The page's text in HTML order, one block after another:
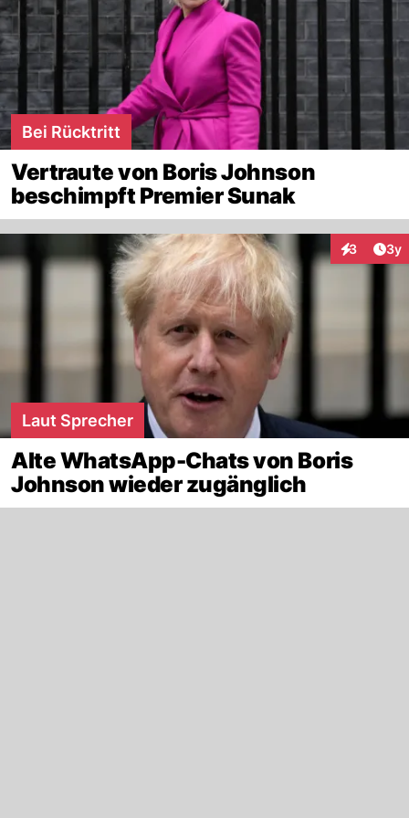
Lesen Sie hier allesüber die politische Haltung
und Ideologievon Johnson.
Bei Rücktritt
Vertraute von Boris Johnson
beschimpft Premier Sunak
3 3y
Laut Sprecher
Alte WhatsApp-Chats von Boris
Johnson wieder zugänglich